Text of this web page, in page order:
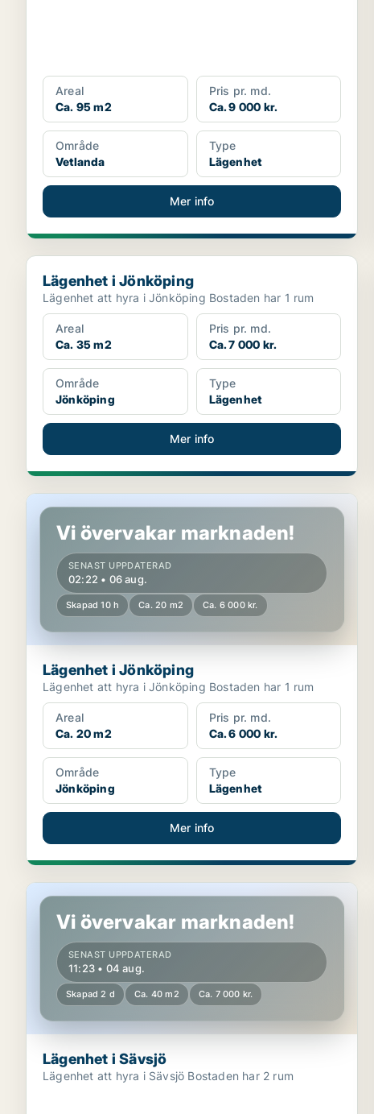
Areal
Ca. 95 m2
Pris pr. md.
Ca. 9 000 kr.
Område
Vetlanda
Type
Lägenhet
Mer info
Lägenhet i Jönköping
Lägenhet i Jönköping
Lägenhet att hyra i Jönköping Bostaden har 1 rum
Areal
Ca. 35 m2
Pris pr. md.
Ca. 7 000 kr.
Område
Jönköping
Type
Lägenhet
Mer info
Lägenhet i Jönköping
Vi övervakar marknaden!
SENAST UPPDATERAD
02:22 • 06 aug.
Skapad 10 h Ca. 20 m2 Ca. 6 000 kr.
Lägenhet i Jönköping
Lägenhet att hyra i Jönköping Bostaden har 1 rum
Areal
Ca. 20 m2
Pris pr. md.
Ca. 6 000 kr.
Område
Jönköping
Type
Lägenhet
Mer info
Lägenhet i Sävsjö
Vi övervakar marknaden!
SENAST UPPDATERAD
11:23 • 04 aug.
Skapad 2 d Ca. 40 m2 Ca. 7 000 kr.
Lägenhet i Sävsjö
Lägenhet att hyra i Sävsjö Bostaden har 2 rum